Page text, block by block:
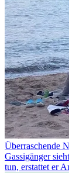
Überraschende
Gassigänger
tun, erstattet er